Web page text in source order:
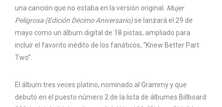
una canción que no estaba en la versión original. Mujer
Peligrosa (Edición Décimo Aniversario)se lanzará el 29 de
mayo como un álbum digital de 18 pistas, ampliado para
incluir el favorito inédito de los fanáticos, “Knew Better Part
Two”.
El álbum tres veces platino, nominado al Grammy y que
debutó en el puesto número 2 de la lista de álbumes Billboard